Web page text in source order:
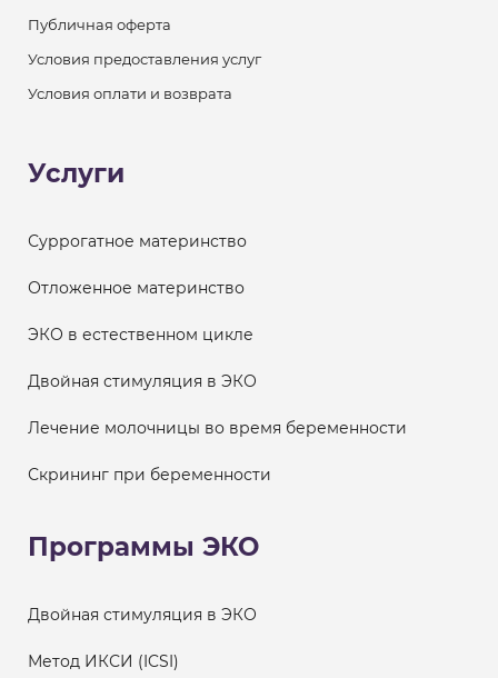
Публичная оферта
Условия предоставления услуг
Условия оплати и возврата
Услуги
Суррогатное материнство
Отложенное материнство
ЭКО в естественном цикле
Двойная стимуляция в ЭКО
Лечение молочницы во время беременности
Скрининг при беременности
Программы ЭКО
Двойная стимуляция в ЭКО
Метод ИКСИ (ICSI)